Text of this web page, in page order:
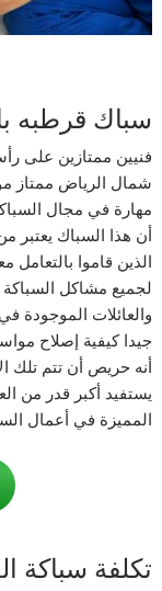
سباك قرطبه
فنيين ممتازين على
شمال الرياض ممتاز
مهارة في مجال
أن هذا السباك يعتبر
الذين قاموا
لجميع مشاكل
والعائلات الموجودة
جيدا كيفية إصلاح
أنه حريص أن تتم تلك
يستفيد أكبر قدر من
المميزة في أعمال
تكلفة سباكة